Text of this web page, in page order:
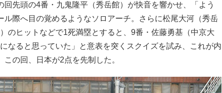
先頭の4番・九鬼隆平（秀岳館）が快音を響かせ、「よう
ル際へ目の覚めるようなソロアーチ。さらに松尾大河（秀岳
のヒットなどで1死満塁とすると、9番・佐藤勇基（中京大
なると思っていた」と意表を突くスクイズを試み、これが内
の回、日本が2点を先制した。